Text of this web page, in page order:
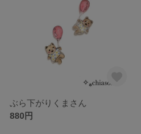
ぶら下がりくまさん
880円